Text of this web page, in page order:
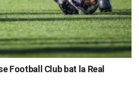
Football Club bat la Real